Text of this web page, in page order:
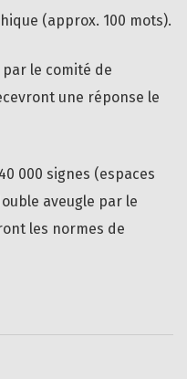
(approx. 100 mots).
le comité de
une réponse le
000 signes (espaces
aveugle par le
les normes de